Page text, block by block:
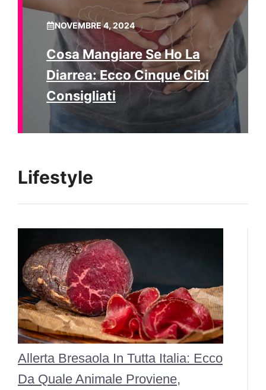
NOVEMBRE 4, 2024
Cosa Mangiare Se Ho La
Diarrea: Ecco Cinque Cibi
Consigliati
Lifestyle
Allerta Bresaola In Tutta Italia: Ecco
Da Quale Animale Proviene,